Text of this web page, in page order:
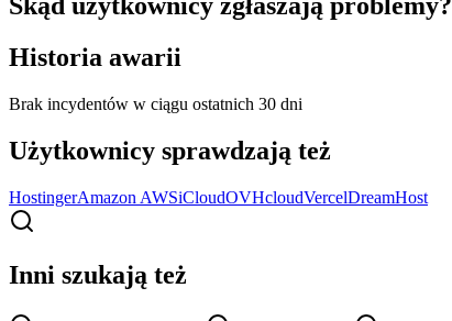
Skąd użytkownicy zgłaszają problemy?
Historia awarii
Brak incydentów w ciągu ostatnich 30 dni
Użytkownicy sprawdzają też
HostingerAmazon AWSiCloudOVHcloudVercelDreamHost
Inni szukają też